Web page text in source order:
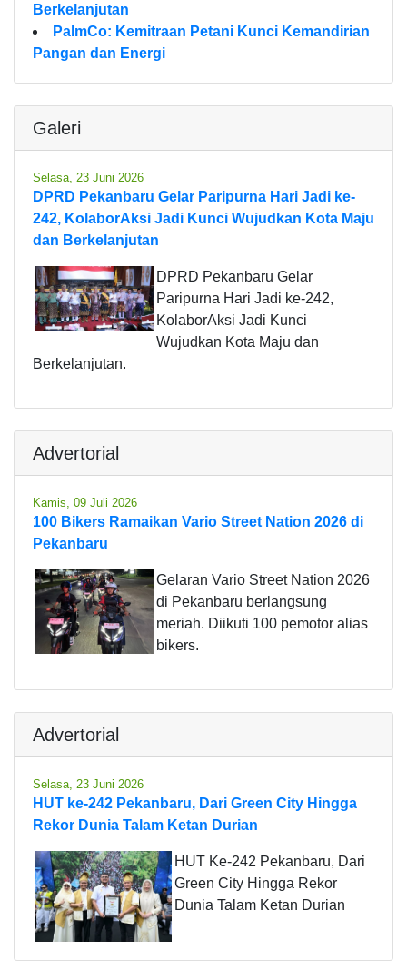
Berkelanjutan
PalmCo: Kemitraan Petani Kunci Kemandirian
Pangan dan Energi
Galeri
Selasa, 23 Juni 2026
DPRD Pekanbaru Gelar Paripurna Hari Jadi ke-
242, KolaborAksi Jadi Kunci Wujudkan Kota Maju
dan Berkelanjutan
DPRD Pekanbaru Gelar
Paripurna Hari Jadi ke-242,
KolaborAksi Jadi Kunci
Wujudkan Kota Maju dan
Berkelanjutan.
Advertorial
Kamis, 09 Juli 2026
100 Bikers Ramaikan Vario Street Nation 2026 di
Pekanbaru
Gelaran Vario Street Nation 2026
di Pekanbaru berlangsung
meriah. Diikuti 100 pemotor alias
bikers.
Advertorial
Selasa, 23 Juni 2026
HUT ke-242 Pekanbaru, Dari Green City Hingga
Rekor Dunia Talam Ketan Durian
HUT Ke-242 Pekanbaru, Dari
Green City Hingga Rekor
Dunia Talam Ketan Durian